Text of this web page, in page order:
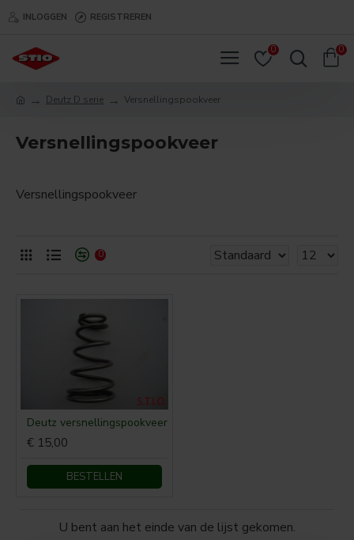
INLOGGEN REGISTREREN
0 0
Deutz D serie Versnellingspookveer
Versnellingspookveer
Versnellingspookveer
0
Deutz versnellingspookveer
€ 15,00
BESTELLEN
U bent aan het einde van de lijst gekomen.